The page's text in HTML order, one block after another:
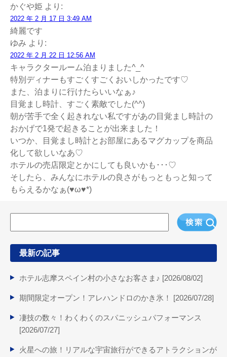
かぐや姫 より:
2022 年 2 月 17 日 3:49 AM
綺麗です
ゆみ より:
2022 年 2 月 22 日 12:56 AM
キャラクタールーム泊まりました^_^
特別ディナーもすごくすごくおいしかったです♡
また、泊まりに行けたらいいなぁ♪
目覚まし時計、すごく素敵でした(^^)
朝が苦手で全く起きれない私ですがあの目覚まし時計の
おかげで1発で起きることが出来ました！
いつか、目覚まし時計とお部屋にあるマグカップを商品
化して欲しいなあ♡
ホテルの売店限定とかにしても良いかも･･･♡
そしたら、みんなにホテルの良さがもっともっと知って
もらえるかなぁ(♥ω♥*)
最新の記事
ホテル志摩スペイン村の小さなお客さま♪ [2026/08/02]
期間限定オープン！アレハンドロのかき氷！ [2026/07/28]
凄技の数々！わくわくのスパニッシュパフォーマンス
[2026/07/27]
火星への旅！リアルな宇宙旅行ができるアトラクションが